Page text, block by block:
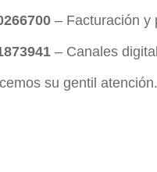
– Facturación y
– Canales
su gentil atención.